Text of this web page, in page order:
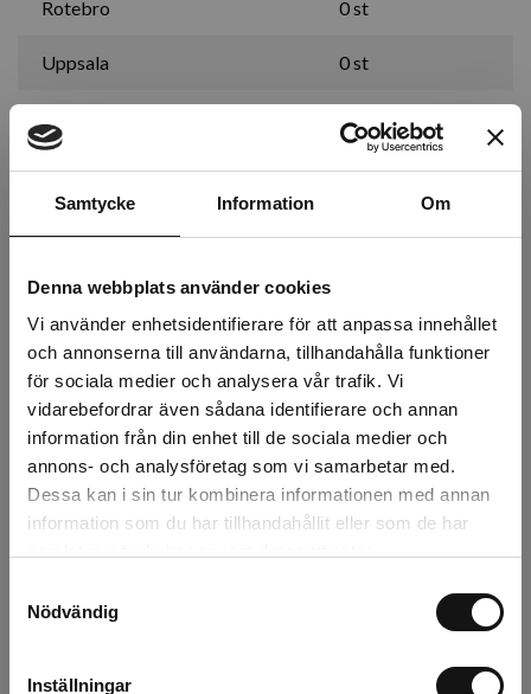
Samtycke Information Om
Denna webbplats använder cookies
Vi använder enhetsidentifierare för att anpassa innehållet
och annonserna till användarna, tillhandahålla funktioner
för sociala medier och analysera vår trafik. Vi
vidarebefordrar även sådana identifierare och annan
information från din enhet till de sociala medier och
annons- och analysföretag som vi samarbetar med.
Dessa kan i sin tur kombinera informationen med annan
information som du har tillhandahållit eller som de har
Nödvändig
Inställningar
Rotebro 0 st
Uppsala 0 st
Om tillverkaren
Relaterade produkter